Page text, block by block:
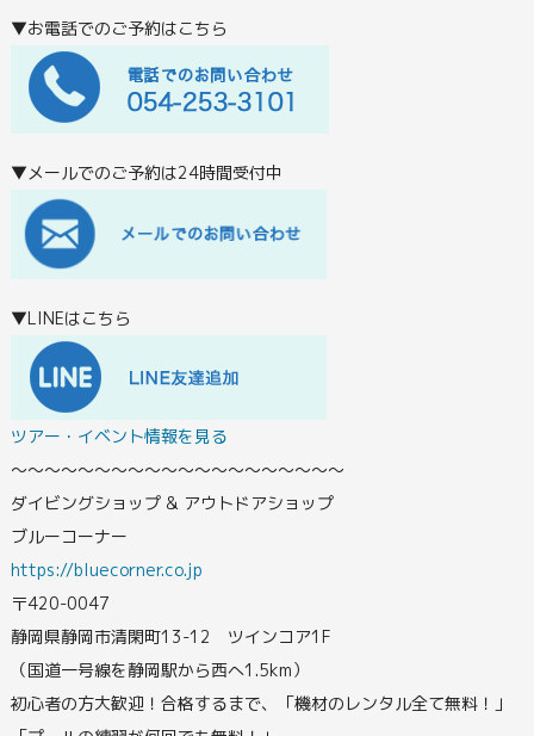
▼お電話でのご予約はこちら
▼メールでのご予約は24時間受付中
▼LINEはこちら
ツアー・イベント情報を見る
〜〜〜〜〜〜〜〜〜〜〜〜〜〜〜〜〜〜〜〜
ダイビングショップ & アウトドアショップ
ブルーコーナー
https://bluecorner.co.jp
〒420-0047
静岡県静岡市清閑町13-12 ツインコア1F
（国道一号線を静岡駅から西へ1.5km）
初心者の方大歓迎！合格するまで、「機材のレンタル全て無料！」